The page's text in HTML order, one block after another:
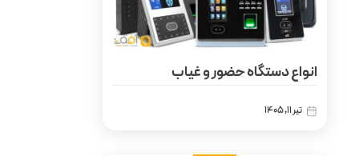
انواع دستگاه حضور و غیاب
تیر 11, 1405